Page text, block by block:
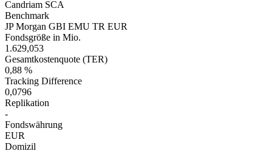
Candriam SCA
Benchmark
JP Morgan GBI EMU TR EUR
Fondsgröße in Mio.
1.629,053
Gesamtkostenquote (TER)
0,88 %
Tracking Difference
0,0796
Replikation
-
Fondswährung
EUR
Domizil